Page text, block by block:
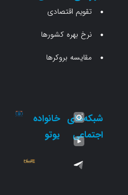
تقویم اقتصادی
نرخ بهره کشورها
مقایسه بروکرها
شبکه‌های خانواده
یوتو